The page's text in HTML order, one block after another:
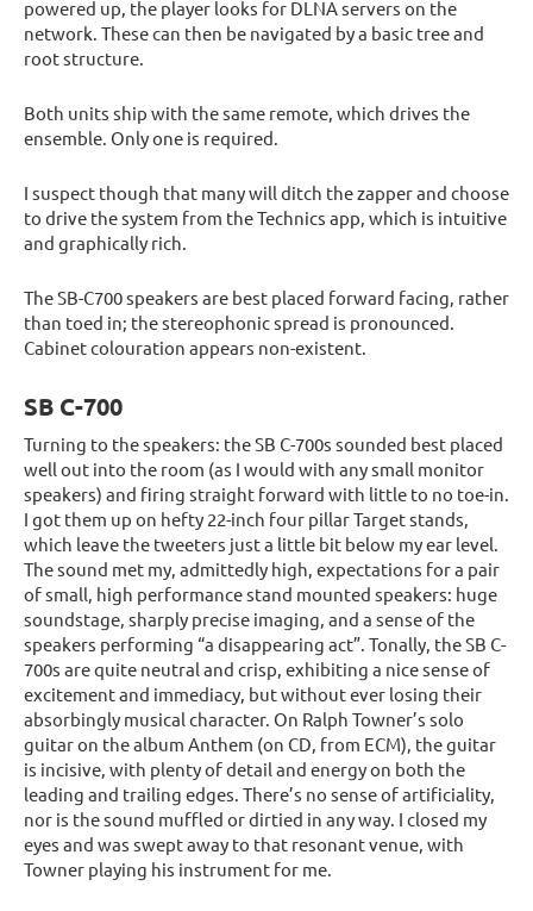
powered up, the player looks for DLNA servers on the
network. These can then be navigated by a basic tree and
root structure.
Both units ship with the same remote, which drives the
ensemble. Only one is required.
I suspect though that many will ditch the zapper and choose
to drive the system from the Technics app, which is intuitive
and graphically rich.
The SB-C700 speakers are best placed forward facing, rather
than toed in; the stereophonic spread is pronounced.
Cabinet colouration appears non-existent.
SB C-700
Turning to the speakers: the SB C-700s sounded best placed
well out into the room (as I would with any small monitor
speakers) and firing straight forward with little to no toe-in.
I got them up on hefty 22-inch four pillar Target stands,
which leave the tweeters just a little bit below my ear level.
The sound met my, admittedly high, expectations for a pair
of small, high performance stand mounted speakers: huge
soundstage, sharply precise imaging, and a sense of the
speakers performing “a disappearing act”. Tonally, the SB C-
700s are quite neutral and crisp, exhibiting a nice sense of
excitement and immediacy, but without ever losing their
absorbingly musical character. On Ralph Towner’s solo
guitar on the album Anthem (on CD, from ECM), the guitar
is incisive, with plenty of detail and energy on both the
leading and trailing edges. There’s no sense of artificiality,
nor is the sound muffled or dirtied in any way. I closed my
eyes and was swept away to that resonant venue, with
Towner playing his instrument for me.